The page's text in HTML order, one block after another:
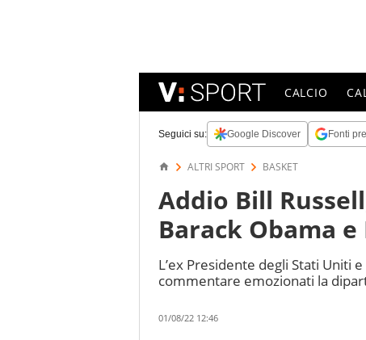
CALCIO
Seguici su: Google Discover Fonti
ALTRI SPORT BASKET
Addio Bill
Barack Obama
L’ex Presidente degli Stati Uniti
commentare emozionati la
01/08/22 12:46